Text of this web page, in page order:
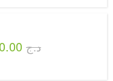
51,000.00 د.ج